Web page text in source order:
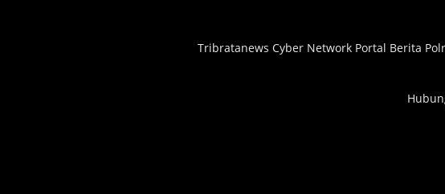
Tribratanews Cyber Network Portal Berita